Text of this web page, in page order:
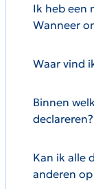
Ik heb een
Wanneer
Waar vind
Binnen
declareren?
Kan ik alle
anderen